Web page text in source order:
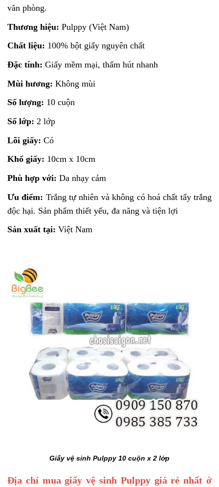
văn phòng.
Thương hiệu: Pulppy (Việt Nam)
Chất liệu: 100% bột giấy nguyên chất
Đặc tính: Giấy mềm mại, thấm hút nhanh
Mùi hương: Không mùi
Số lượng: 10 cuộn
Số lớp: 2 lớp
Lõi giấy: Có
Khổ giấy: 10cm x 10cm
Phù hợp với: Da nhạy cảm
Ưu điểm: Trắng tự nhiên và không có hoá chất tẩy trắng
độc hại. Sản phẩm thiết yếu, đa năng và tiện lợi
Sản xuất tại: Việt Nam
Giấy vệ sinh Pulppy 10 cuộn x 2 lớp
Địa chỉ mua giấy vệ sinh Pulppy giá rẻ nhất ở